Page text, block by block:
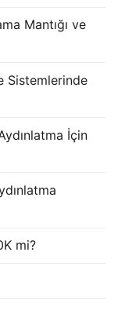
Mantığı ve
Sistemlerinde
İçin
mi?